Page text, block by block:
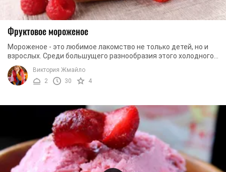
Фруктовое мороженое
Мороженое - это любимое лакомство не только детей, но и
взрослых. Среди большущего разнообразия этого холодного
десерта точно найдутся излюбленные ...
Виктория Жмайло
2
30 4